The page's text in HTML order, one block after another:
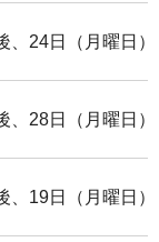
、24日（月曜日
、28日（月曜日
、19日（月曜日